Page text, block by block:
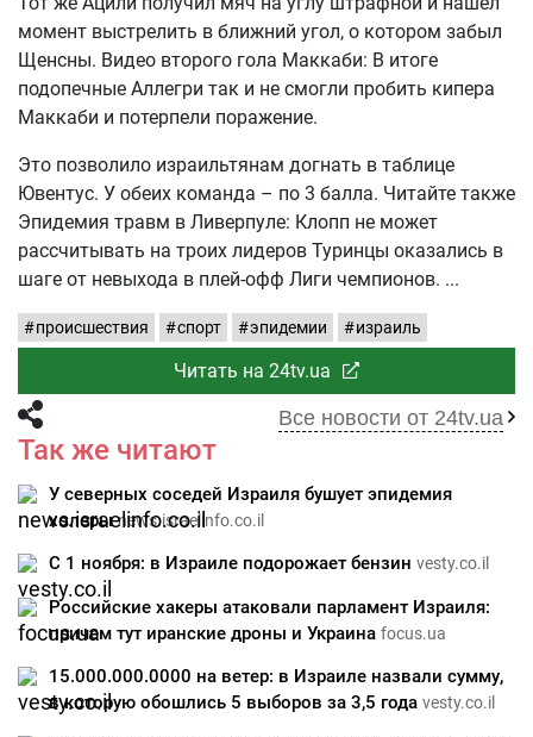
момент выстрелить в ближний угол, о котором забыл
Щенсны. Видео второго гола Маккаби: В итоге
подопечные Аллегри так и не смогли пробить кипера
Маккаби и потерпели поражение.
Это позволило израильтянам догнать в таблице
Ювентус. У обеих команда – по 3 балла. Читайте также
Эпидемия травм в Ливерпуле: Клопп не может
рассчитывать на троих лидеров Туринцы оказались в
шаге от невыхода в плей-офф Лиги чемпионов.
происшествия спорт эпидемии израиль
Читать на 24tv.ua
Все новости от 24tv.ua
Так же читают
У северных соседей Израиля бушует эпидемия
холерыnews.israelinfo.co.il
С 1 ноября: в Израиле подорожает бензин vesty.co.il
Российские хакеры атаковали парламент Израиля:
причем тут иранские дроны и Украина focus.ua
15.000.000.0000 на ветер: в Израиле назвали сумму,
в которую обошлись 5 выборов за 3,5 года vesty.co.il